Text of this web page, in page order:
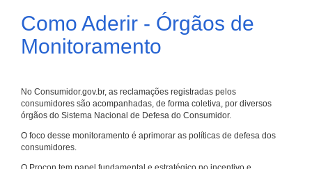
Como Aderir - Órgãos de
Monitoramento
No Consumidor.gov.br, as reclamações registradas pelos
consumidores são acompanhadas, de forma coletiva, por diversos
órgãos do Sistema Nacional de Defesa do Consumidor.
O foco desse monitoramento é aprimorar as políticas de defesa dos
consumidores.